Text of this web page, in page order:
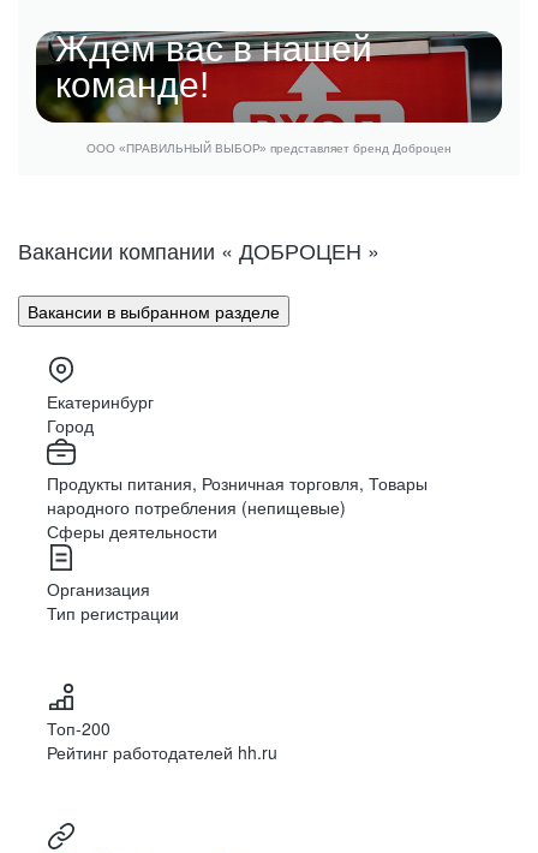
Ждем васв нашей
команде!
ООО «ПРАВИЛЬНЫЙ ВЫБОР» представляет бренд Доброцен
Вакансии компании « ДОБРОЦЕН »
Вакансии в выбранном разделе
Екатеринбург
Город
Продукты питания, Розничная торговля, Товары
народного потребления (непищевые)
Сферы деятельности
Организация
Тип регистрации
Топ-200
Рейтинг работодателей hh.ru